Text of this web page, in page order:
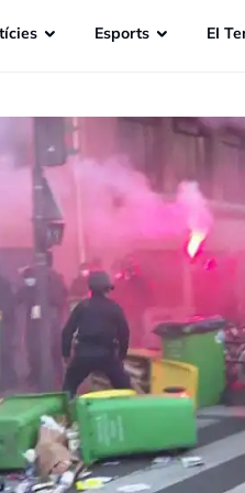
Esports EI